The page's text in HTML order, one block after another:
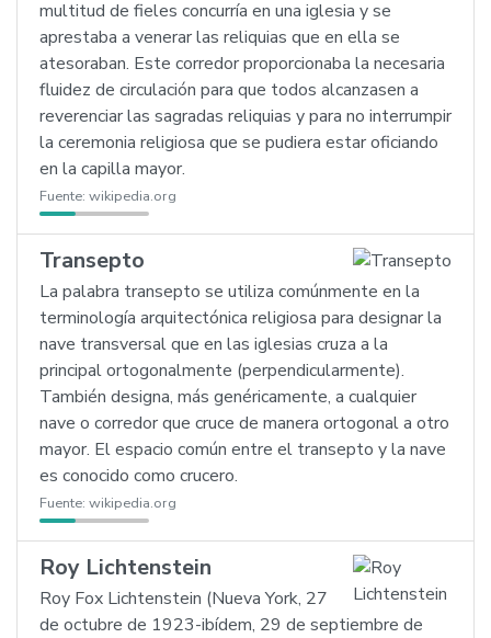
multitud de fieles concurría en una iglesia y se
aprestaba a venerar las reliquias que en ella se
atesoraban. Este corredor proporcionaba la necesaria
fluidez de circulación para que todos alcanzasen a
reverenciar las sagradas reliquias y para no interrumpir
la ceremonia religiosa que se pudiera estar oficiando
en la capilla mayor.
Fuente: wikipedia.org
Transepto
La palabra transepto se utiliza comúnmente en la
terminología arquitectónica religiosa para designar la
nave transversal que en las iglesias cruza a la
principal ortogonalmente (perpendicularmente).
También designa, más genéricamente, a cualquier
nave o corredor que cruce de manera ortogonal a otro
mayor. El espacio común entre el transepto y la nave
es conocido como crucero.
Fuente: wikipedia.org
Roy Lichtenstein
Roy Fox Lichtenstein (Nueva York, 27
de octubre de 1923-ibídem, 29 de septiembre de